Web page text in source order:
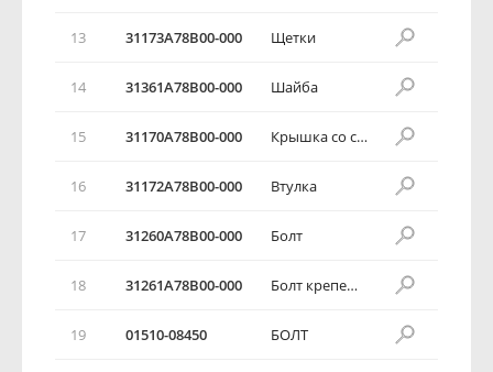
13 31173A78B00-000 Щетки
14 31361A78B00-000 Шайба
15 31170A78B00-000 Крышка со стороны коллектора
16 31172A78B00-000 Втулка
17 31260A78B00-000 Болт
18 31261A78B00-000 Болт крепежный
19 01510-08450 БОЛТ